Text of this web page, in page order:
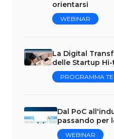
orientarsi
WEBINAR
La Digital
delle Startup
PROGRAMMA
Dal PoC
passando per
WEBINAR